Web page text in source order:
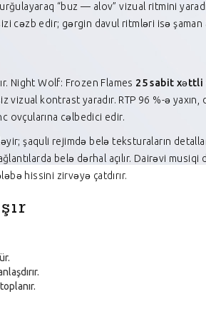
“buz — alov” vizual ritmini
cəzb edir; gərgin davul ritmləri isə şaman
Night Wolf: Frozen Flames 25 sabit
vizual kontrast yaradır. RTP 96 %-ə
ovçularına cəlbedici edir.
şaquli rejimdə belə teksturaların
belə dərhal açılır. Dairəvi
hissini zirvəyə çatdırır.